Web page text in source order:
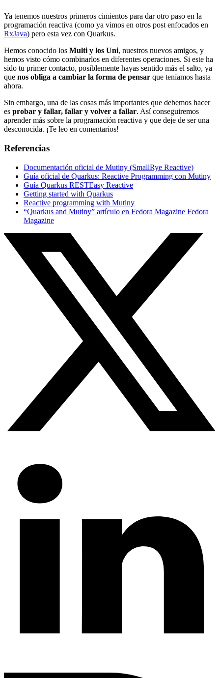
Ya tenemos nuestros primeros cimientos para dar otro paso en la
programación reactiva (como ya vimos en otros post enfocados en
RxJava) pero esta vez con Quarkus.
Hemos conocido los Multi y los Uni, nuestros nuevos amigos, y
hemos visto cómo combinarlos en diferentes operaciones. Si este ha
sido tu primer contacto, posiblemente hayas sentido más el salto, ya
que nos obliga a cambiar la forma de pensar que teníamos hasta
ahora.
Sin embargo, una de las cosas más importantes que debemos hacer
es probar y fallar, fallar y volver a fallar. Así conseguiremos
aprender más sobre la programación reactiva y que deje de ser una
desconocida. ¡Te leo en comentarios!
Referencias
Documentación oficial de Mutiny (SmallRye Reactive)
Guía oficial de Quarkus: Reactive Programming con Mutiny
Guía Quarkus RESTEasy Reactive
Getting started with Quarkus
Reactive programming with Mutiny
“Quarkus and Mutiny” artículo en Fedora Magazine Fedora
Magazine